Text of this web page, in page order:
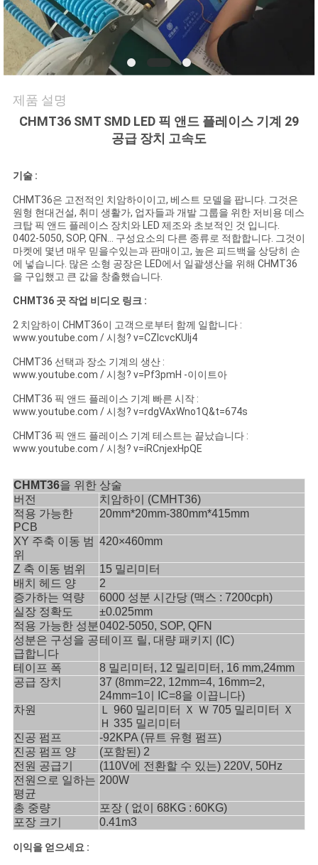
희
와
연
락
식
SHOPPING
ON
LINE
사
트
지
도
개
인
정
보
보
호
정
책
제품 설명
CHMT36 SMT SMD LED 픽 앤드 플레이스 기계 29
공급 장치 고속도
기술 :
CHMT36은 고전적인 치암하이이고, 베스트 모델을 팝니다. 그것은
원형 현대건설, 취미 생활가, 업자들과 개발 그룹을 위한 저비용 데스
크탑 픽 앤드 플레이스 장치와 LED 제조와 초보적인 것 입니다.
0402-5050, SOP, QFN... 구성요소의 다른 종류로 적합합니다. 그것이
마켓에 몇년 매우 믿을수있는과 판매이고, 높은 피드백을 상당히 손
에 넣습니다. 많은 소형 공장은 LED에서 일괄생산을 위해 CHMT36
을 구입했고 큰 값을 창출했습니다.
CHMT36 곳 작업 비디오 링크 :
2 치암하이 CHMT36이 고객으로부터 함께 일합니다 :
www.youtube.com / 시청? v=CZIcvcKUIj4
CHMT36 선택과 장소 기계의 생산 :
www.youtube.com / 시청? v=Pf3pmH -이이트아
CHMT36 픽 앤드 플레이스 기계 빠른 시작 :
www.youtube.com / 시청? v=rdgVAxWno1Q&t=674s
CHMT36 픽 앤드 플레이스 기계 테스트는 끝났습니다 :
www.youtube.com / 시청? v=iRCnjexHpQE
CHMT36을 위한 상술
버전
치암하이 (CMHT36)
적용 가능한
PCB
20mm*20mm-380mm*415mm
XY 주축 이동 범
위
420×460mm
Z 축 이동 범위
15 밀리미터
배치 헤드 양
2
증가하는 역량
6000 성분 시간당 (맥스 : 7200cph)
실장 정확도
±0.025mm
적용 가능한 성분0402-5050, SOP, QFN
성분은 구성을 공
급합니다
테이프 릴, 대량 패키지 (IC)
테이프 폭
8 밀리미터, 12 밀리미터, 16 mm,24mm
공급 장치
37 (8mm=22, 12mm=4, 16mm=2,
24mm=1이 IC=8을 이끕니다)
차원
Ｌ 960 밀리미터 Ｘ Ｗ 705 밀리미터 Ｘ
Ｈ 335 밀리미터
진공 펌프
-92KPA (뮤트 유형 펌프)
진공 펌프 양
(포함된) 2
전원 공급기
(110V에 전환할 수 있는) 220V, 50Hz
전원으로 일하는
평균
200W
총 중량
포장 ( 없이 68KG : 60KG)
포장 크기
0.41m3
이익을 얻으세요 :